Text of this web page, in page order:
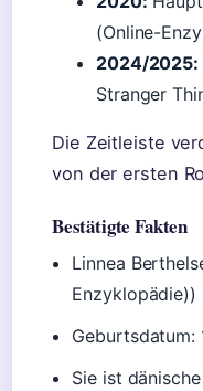
(Online-
2024/2025:
Stranger
Die Zeitleiste
von der ersten
Bestätigte Fakten
Linnea
Enzyklopädie))
Geburtsdatum:
Sie ist